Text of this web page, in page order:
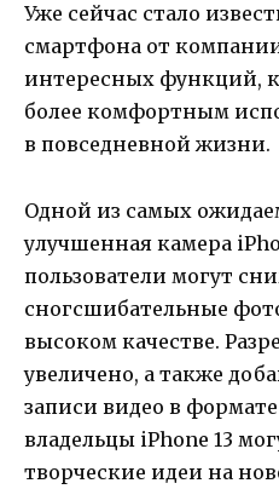
Уже сейчас стало
смартфона от
интересных функций,
более комфортным
в повседневной жизни.
Одной из самых
улучшенная камера
пользователи могут
сногсшибательные
высоком качестве.
увеличено, а также
записи видео в формате
владельцы iPhone 13
творческие идеи на